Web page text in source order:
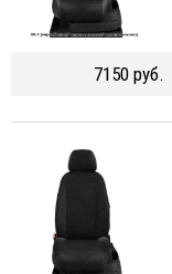
7150 руб.